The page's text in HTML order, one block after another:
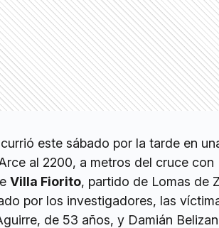
este sábado por la tarde en
al 2200, a metros del cruce con
Villa Fiorito, partido de Lomas de
por los investigadores, las
de 53 años, y Damián